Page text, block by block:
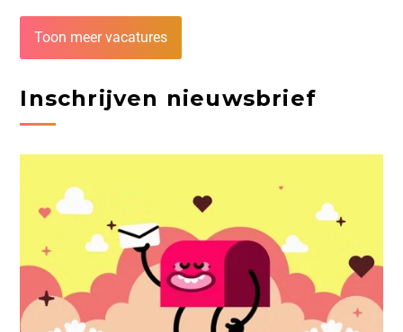
Toon meer vacatures
Inschrijven nieuwsbrief